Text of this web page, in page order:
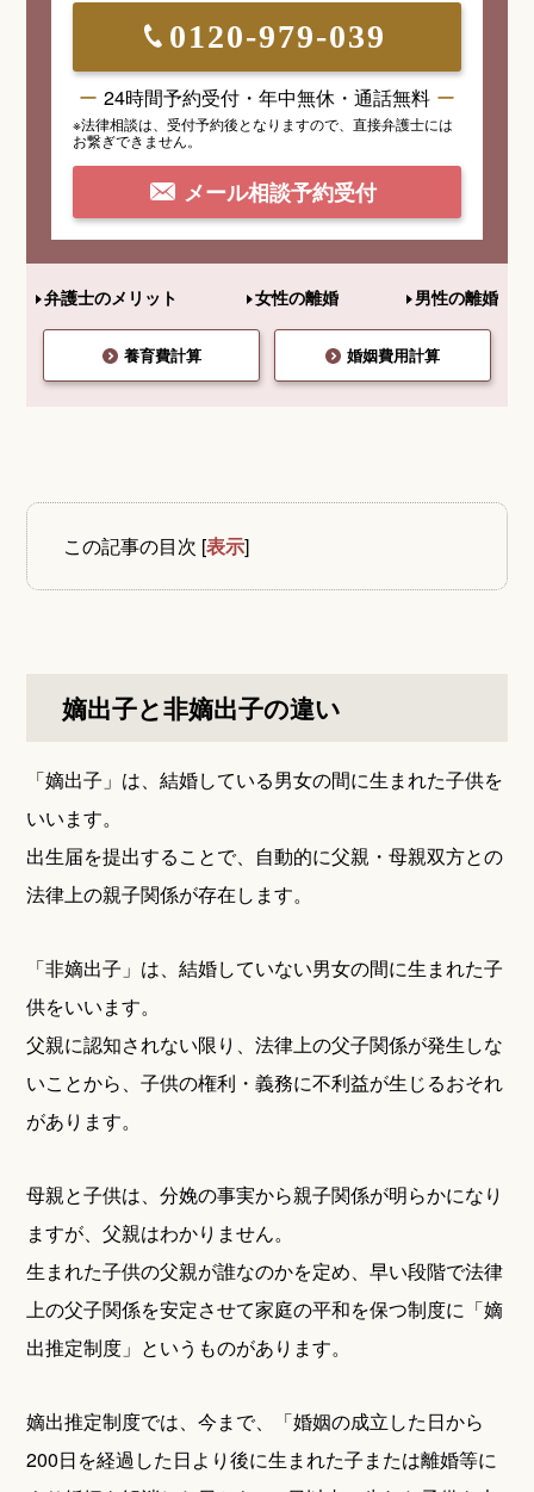
0120-979-039
24時間予約受付・年中無休・通話無料
※法律相談は、受付予約後となりますので、 直接弁護士には
お繋ぎできません。
メール相談予約受付
弁護士のメリット 女性の離婚 男性の離婚
養育費計算 婚姻費用計算
この記事の目次 [表示]
嫡出子と非嫡出子の違い
「嫡出子」は、結婚している男女の間に生まれた子供を
いいます。
出生届を提出することで、自動的に父親・母親双方との
法律上の親子関係が存在します。
「非嫡出子」は、結婚していない男女の間に生まれた子
供をいいます。
父親に認知されない限り、法律上の父子関係が発生しな
いことから、子供の権利・義務に不利益が生じるおそれ
があります。
母親と子供は、分娩の事実から親子関係が明らかになり
ますが、父親はわかりません。
生まれた子供の父親が誰なのかを定め、早い段階で法律
上の父子関係を安定させて家庭の平和を保つ制度に「嫡
出推定制度」というものがあります。
嫡出推定制度では、今まで、「婚姻の成立した日から
200日を経過した日より後に生まれた子または離婚等に